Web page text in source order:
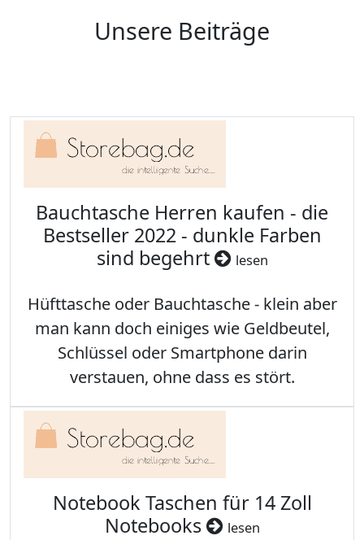
Unsere Beiträge
Bauchtasche Herren kaufen - die
Bestseller 2022 - dunkle Farben
sind begehrt
lesen
Hüfttasche oder Bauchtasche - klein aber
man kann doch einiges wie Geldbeutel,
Schlüssel oder Smartphone darin
verstauen, ohne dass es stört.
Notebook Taschen für 14 Zoll
Notebooks
lesen